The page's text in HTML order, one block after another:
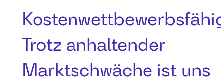
Trotz anhaltender
Marktschwäche ist uns